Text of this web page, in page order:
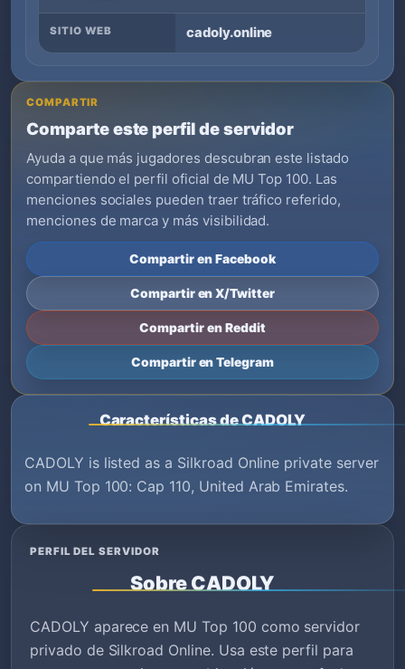
SITIO WEB cadoly.online
COMPARTIR
Comparte este perfil de servidor
Ayuda a que más jugadores descubran este listado
compartiendo el perfil oficial de MU Top 100. Las
menciones sociales pueden traer tráfico referido,
menciones de marca y más visibilidad.
Compartir en Facebook
Compartir en X/Twitter
Compartir en Reddit
Compartir en Telegram
Características de CADOLY
CADOLY is listed as a Silkroad Online private server
on MU Top 100: Cap 110, United Arab Emirates.
PERFIL DEL SERVIDOR
Sobre CADOLY
CADOLY aparece en MU Top 100 como servidor
privado de Silkroad Online. Usa este perfil para